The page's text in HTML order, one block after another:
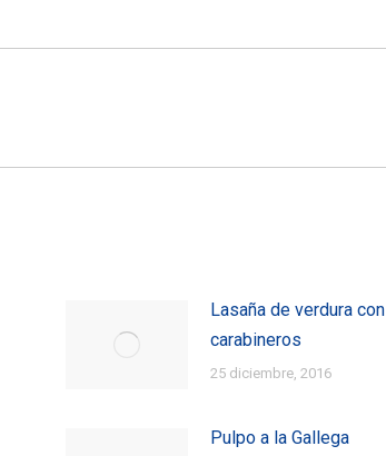
Lasaña de verdura con
carabineros
25 diciembre, 2016
Pulpo a la Gallega